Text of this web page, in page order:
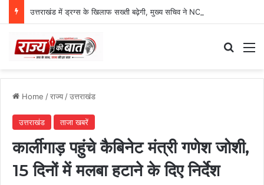
Home /राज्य/उत्तराखंड
उत्तराखंड ताजा खबरें
कार्लीगाड़ पहुंचे कैबिनेट मंत्री गणेश जोशी,
15 दिनों में मलबा हटाने के दिए निर्देश